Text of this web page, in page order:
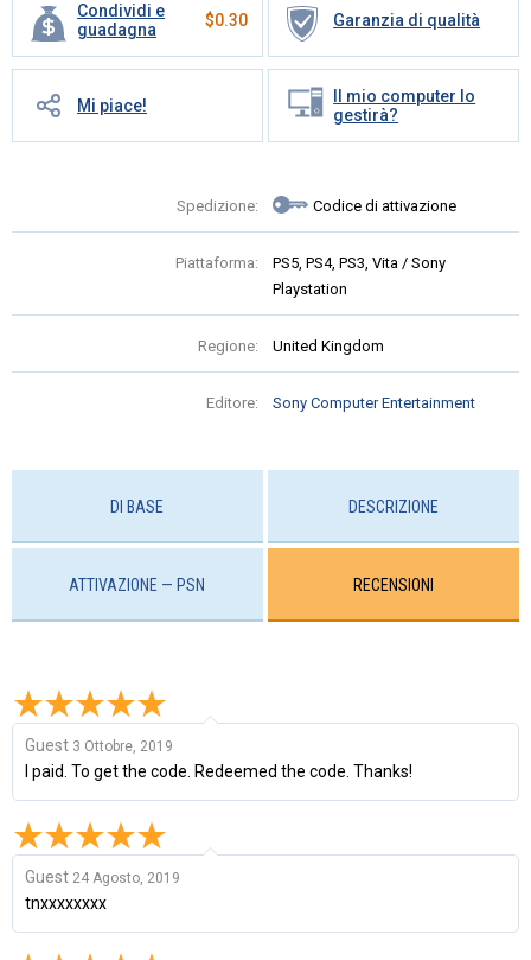
Condividi e
guadagna
$0.30 Garanzia di qualità
Mi piace!
Il mio computer lo
gestirà?
Spedizione: Codice di attivazione
Piattaforma:
PS5, PS4, PS3, Vita / Sony
Playstation
Regione: United Kingdom
Editore: Sony Computer Entertainment
DI BASE DESCRIZIONE
ATTIVAZIONE — PSN RECENSIONI
Guest 3 Ottobre, 2019
I paid. To get the code. Redeemed the code. Thanks!
Guest 24 Agosto, 2019
tnxxxxxxxx